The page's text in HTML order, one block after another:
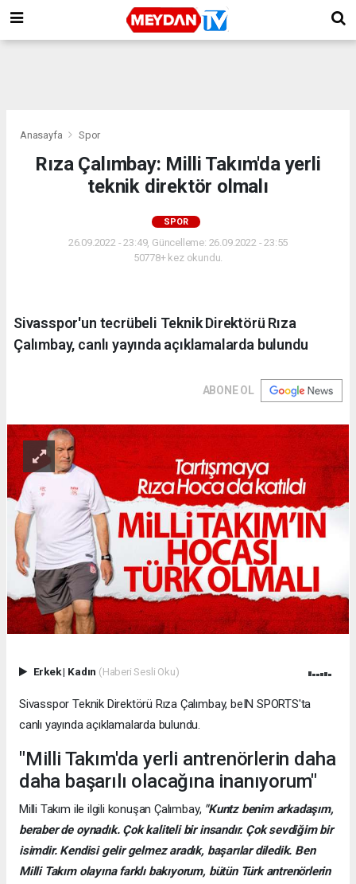
Anasayfa Spor
Rıza Çalımbay: Milli Takım'da yerli
teknik direktör olmalı
SPOR
26.09.2022 - 23:49, Güncelleme: 26.09.2022 - 23:55
50778+ kez okundu.
Sivasspor'un tecrübeli Teknik Direktörü Rıza
Çalımbay, canlı yayında açıklamalarda bulundu
ABONE OL
Erkek| Kadın (Haberi Sesli Oku)
Sivasspor Teknik Direktörü Rıza Çalımbay, beIN SPORTS'ta
canlı yayında açıklamalarda bulundu.
"Milli Takım'da yerli antrenörlerin daha
daha başarılı olacağına inanıyorum"
Milli Takım ile ilgili konuşan Çalımbay, "Kuntz benim arkadaşım,
beraber de oynadık. Çok kaliteli bir insandır. Çok sevdiğim bir
isimdir. Kendisi gelir gelmez aradık, başarılar diledik. Ben
Milli Takım olayına farklı bakıyorum, bütün Türk antrenörlerin